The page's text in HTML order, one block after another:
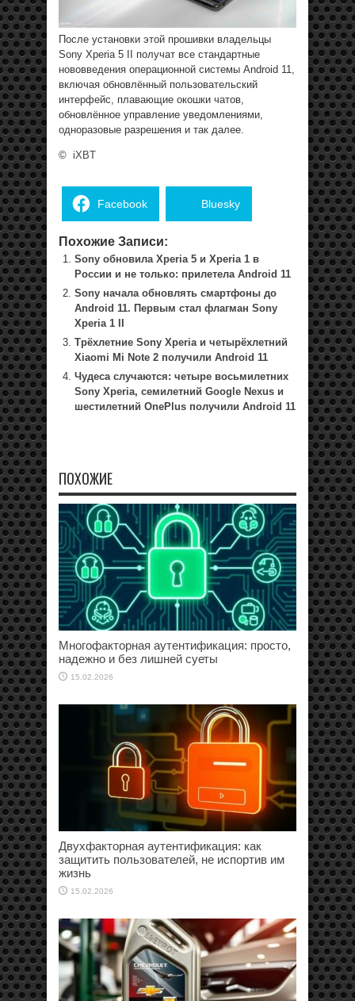
После установки этой прошивки владельцы
Sony Xperia 5 II получат все стандартные
нововведения операционной системы Android 11,
включая обновлённый пользовательский
интерфейс, плавающие окошки чатов,
обновлённое управление уведомлениями,
одноразовые разрешения и так далее.
© iXBT
Facebook Bluesky
Похожие Записи:
Sony обновила Xperia 5 и Xperia 1 в
России и не только: прилетела Android 11
Sony начала обновлять смартфоны до
Android 11. Первым стал флагман Sony
Xperia 1 II
Трёхлетние Sony Xperia и четырёхлетний
Xiaomi Mi Note 2 получили Android 11
Чудеса случаются: четыре восьмилетних
Sony Xperia, семилетний Google Nexus и
шестилетний OnePlus получили Android 11
ПОХОЖИЕ
Многофакторная аутентификация: просто,
надежно и без лишней суеты
15.02.2026
Двухфакторная аутентификация: как
защитить пользователей, не испортив им
жизнь
15.02.2026